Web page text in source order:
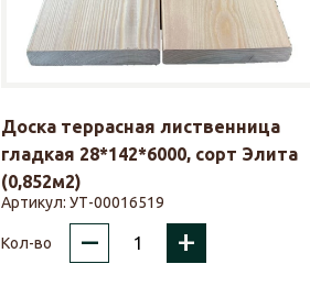
Доска террасная лиственница
гладкая 28*142*6000, сорт Элита
(0,852м2)
Артикул: УТ-00016519
Кол-во – +